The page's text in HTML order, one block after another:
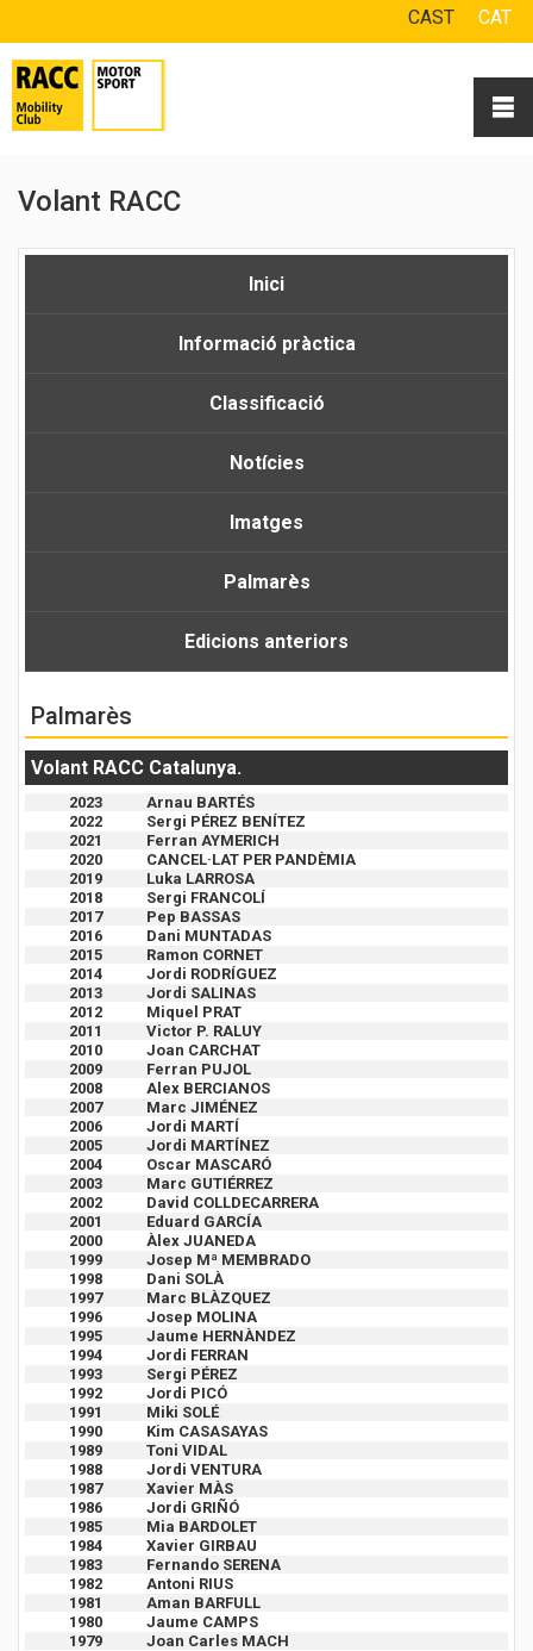
CAST CAT
Volant RACC
Inici
Informació pràctica
Classificació
Notícies
Imatges
Palmarès
Edicions anteriors
Palmarès
Volant RACC Catalunya.
2023
Arnau BARTÉS
2022
Sergi PÉREZ BENÍTEZ
2021
Ferran AYMERICH
2020
CANCEL·LAT PER PANDÈMIA
2019
Luka LARROSA
2018
Sergi FRANCOLÍ
2017
Pep BASSAS
2016
Dani MUNTADAS
2015
Ramon CORNET
2014
Jordi RODRÍGUEZ
2013
Jordi SALINAS
2012
Miquel PRAT
2011
Victor P. RALUY
2010
Joan CARCHAT
2009
Ferran PUJOL
2008
Alex BERCIANOS
2007
Marc JIMÉNEZ
2006
Jordi MARTÍ
2005
Jordi MARTÍNEZ
2004
Oscar MASCARÓ
2003
Marc GUTIÉRREZ
2002
David COLLDECARRERA
2001
Eduard GARCÍA
2000
Àlex JUANEDA
1999
Josep Mª MEMBRADO
1998
Dani SOLÀ
1997
Marc BLÀZQUEZ
1996
Josep MOLINA
1995
Jaume HERNÀNDEZ
1994
Jordi FERRAN
1993
Sergi PÉREZ
1992
Jordi PICÓ
1991
Miki SOLÉ
1990
Kim CASASAYAS
1989
Toni VIDAL
1988
Jordi VENTURA
1987
Xavier MÀS
1986
Jordi GRIÑÓ
1985
Mia BARDOLET
1984
Xavier GIRBAU
1983
Fernando SERENA
1982
Antoni RIUS
1981
Aman BARFULL
1980
Jaume CAMPS
1979
Joan Carles MACH